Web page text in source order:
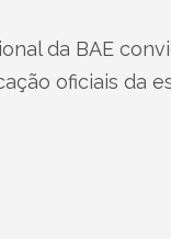
da BAE
oficiais da